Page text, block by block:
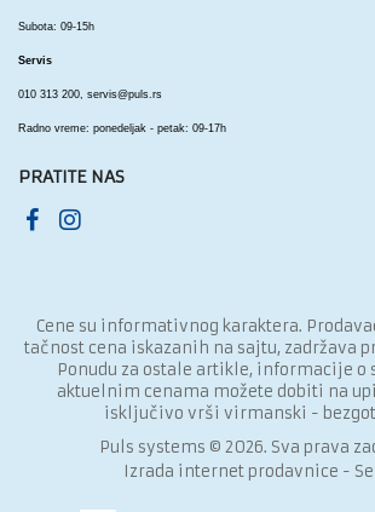
Subota: 09-15h
Servis
010 313 200, servis@puls.rs
Radno vreme: ponedeljak - petak: 09-17h
PRATITE NAS
Cene su informativnog karaktera.
tačnost cena iskazanih na sajtu, zadržava
Ponudu za ostale artikle, informacije o
aktuelnim cenama možete dobiti na
isključivo vrši virmanski -
Puls systems © 2026. Sva prava
Izrada internet prodavnice -